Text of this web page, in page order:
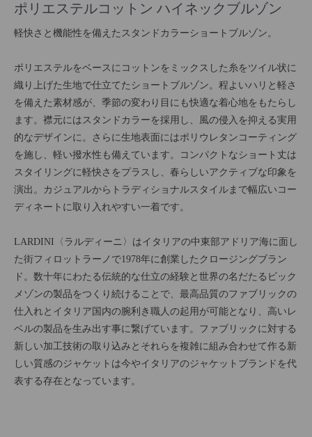
ポリエステルコットン ハイネックブルゾン
軽快さと機能性を備えたスタンドカラーショートブルゾン。
ポリエステルをベースにコットンをミックスした糸をツイル状に
織り上げた生地で仕立てたショートブルゾン。程よいハリと軽さ
を備えた素材感が、季節の変わり目にも快適な着心地をもたらし
ます。襟元にはスタンドカラーを採用し、風の侵入を抑える実用
的なデザインに。さらに生地表面にはポリウレタンコーティング
を施し、軽い撥水性も備えています。コンパクトなショート丈は
スタイリングに軽快さをプラスし、春らしいアクティブな印象を
演出。カジュアルからトラディショナルスタイルまで幅広いコー
ディネートに取り入れやすい一着です。
LARDINI〈ラルディーニ〉はイタリアの中東部アドリア海に面し
た街フィロットラーノで1978年に創業したクロージングブラン
ド。数十年にわたる伝統的な仕立の経験と世界の名だたるビック
メゾンの製品をつくり続けることで、最高品質のファブリックの
仕入れとイタリア国内の腕利き職人の起用が可能となり、高いレ
ベルの製品を生み出す事に繋げています。ファブリックに対する
新しい加工技術の取り込みとそれらを複雑に組み合わせて作る新
しい質感のジャケットは今やイタリアのジャケットブランドを代
表する存在となっています。